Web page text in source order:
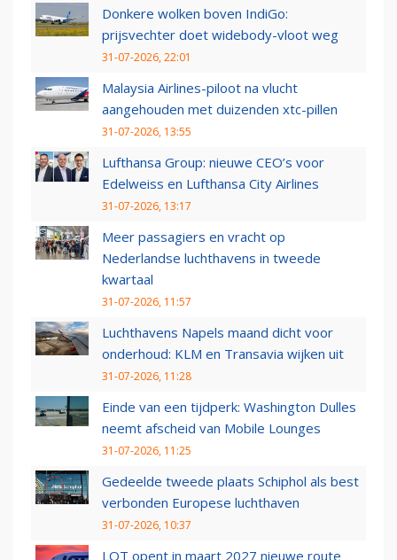
Donkere wolken boven IndiGo:
prijsvechter doet widebody-vloot weg
31-07-2026, 22:01
Malaysia Airlines-piloot na vlucht
aangehouden met duizenden xtc-pillen
31-07-2026, 13:55
Lufthansa Group: nieuwe CEO’s voor
Edelweiss en Lufthansa City Airlines
31-07-2026, 13:17
Meer passagiers en vracht op
Nederlandse luchthavens in tweede
kwartaal
31-07-2026, 11:57
Luchthavens Napels maand dicht voor
onderhoud: KLM en Transavia wijken uit
31-07-2026, 11:28
Einde van een tijdperk: Washington Dulles
neemt afscheid van Mobile Lounges
31-07-2026, 11:25
Gedeelde tweede plaats Schiphol als best
verbonden Europese luchthaven
31-07-2026, 10:37
LOT opent in maart 2027 nieuwe route